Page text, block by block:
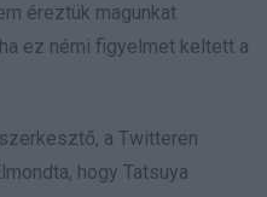
éreztük magunkat
ez némi figyelmet keltett a
a Twitteren
hogy Tatsuya